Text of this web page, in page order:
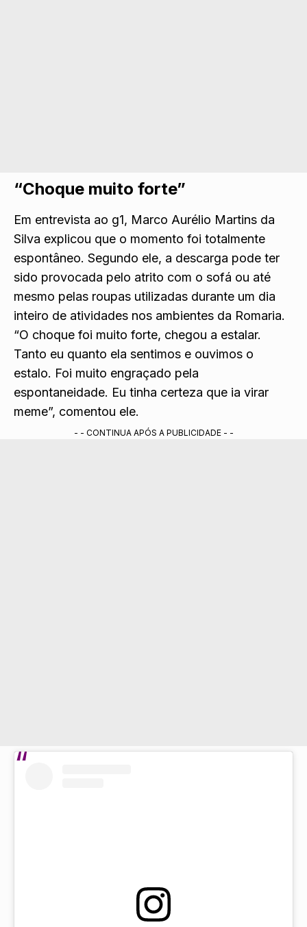
“Choque muito forte”
Em entrevista ao g1, Marco Aurélio Martins da
Silva explicou que o momento foi totalmente
espontâneo. Segundo ele, a descarga pode ter
sido provocada pelo atrito com o sofá ou até
mesmo pelas roupas utilizadas durante um dia
inteiro de atividades nos ambientes da Romaria.
“O choque foi muito forte, chegou a estalar.
Tanto eu quanto ela sentimos e ouvimos o
estalo. Foi muito engraçado pela
espontaneidade. Eu tinha certeza que ia virar
meme”, comentou ele.
- - CONTINUA APÓS A PUBLICIDADE - -